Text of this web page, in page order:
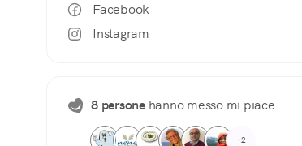
Facebook
Instagram
8 personehanno messo mi piace
+2